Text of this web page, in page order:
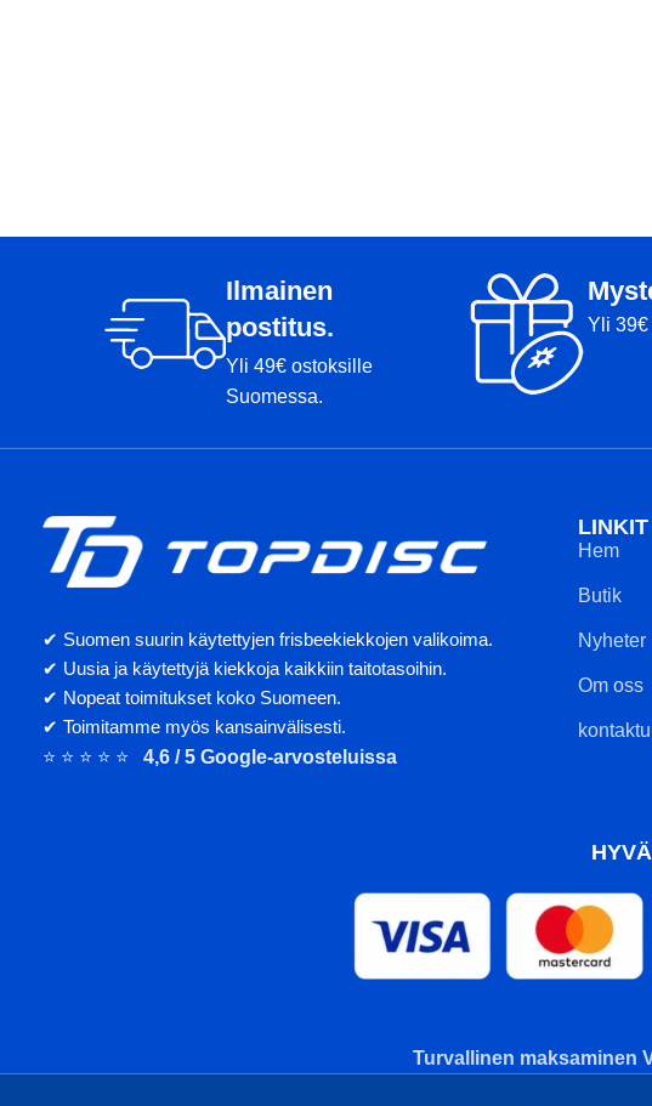
Ilmainen
postitus.
Yli 49€ ostoksille
Suomessa.
Yli 39€
✔ Suomen suurin käytettyjen frisbeekiekkojen valikoima.
✔ Uusia ja käytettyjä kiekkoja kaikkiin taitotasoihin.
✔ Nopeat toimitukset koko Suomeen.
✔ Toimitamme myös kansainvälisesti.
⭐ ⭐ ⭐ ⭐ ⭐ 4,6 / 5 Google-arvosteluissa
LINKIT
Hem
Butik
Nyheter
Om oss
Turvallinen maksaminen